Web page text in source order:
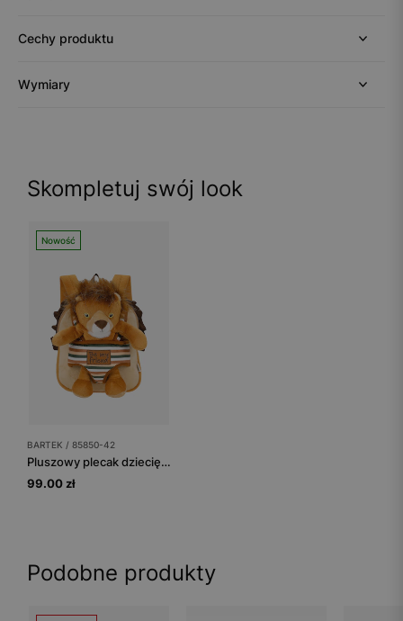
Cechy produktu
Wymiary
Skompletuj swój look
Nowość
BARTEK / 85850-42
Pluszowy plecak dziecięcy 2w1 z maskotką lwa BARTEK 85850-42
99.00 zł
Podobne produkty